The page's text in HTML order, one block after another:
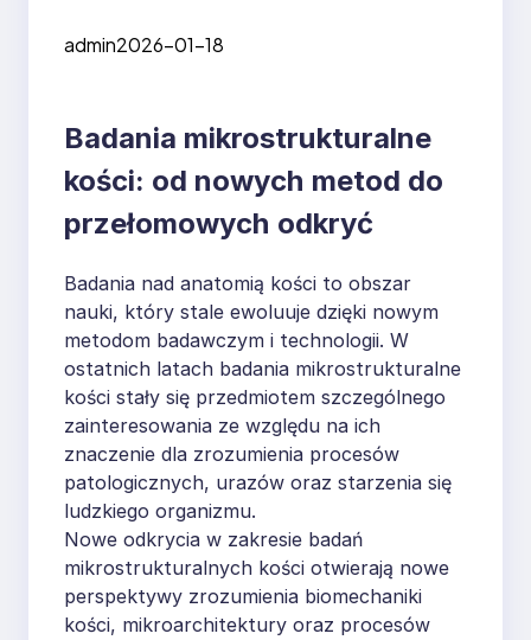
admin2026-01-18
Badania mikrostrukturalne
kości: od nowych metod do
przełomowych odkryć
Badania nad anatomią kości to obszar
nauki, który stale ewoluuje dzięki nowym
metodom badawczym i technologii. W
ostatnich latach badania mikrostrukturalne
kości stały się przedmiotem szczególnego
zainteresowania ze względu na ich
znaczenie dla zrozumienia procesów
patologicznych, urazów oraz starzenia się
ludzkiego organizmu.
Nowe odkrycia w zakresie badań
mikrostrukturalnych kości otwierają nowe
perspektywy zrozumienia biomechaniki
kości, mikroarchitektury oraz procesów